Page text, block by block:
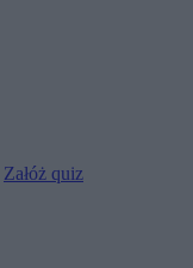
Załóż quiz